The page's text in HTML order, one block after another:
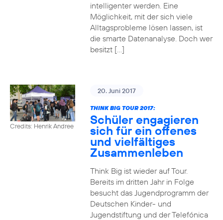
intelligenter werden. Eine
Möglichkeit, mit der sich viele
Alltagsprobleme lösen lassen, ist
die smarte Datenanalyse. Doch wer
besitzt […]
Credits: Henrik Andree
20. Juni 2017
THINK BIG TOUR 2017:
Schüler engagieren
sich für ein offenes
und vielfältiges
Zusammenleben
Think Big ist wieder auf Tour.
Bereits im dritten Jahr in Folge
besucht das Jugendprogramm der
Deutschen Kinder- und
Jugendstiftung und der Telefónica